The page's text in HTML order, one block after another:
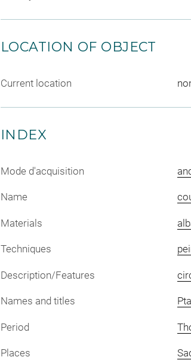
LOCATION OF OBJECT
Current location
INDEX
Mode d'acquisition
Name
Materials
Techniques
Description/Features
Names and titles
Period
Places